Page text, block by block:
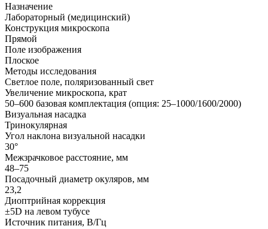
Назначение
Лабораторный (медицинский)
Конструкция микроскопа
Прямой
Поле изображения
Плоское
Методы исследования
Светлое поле, поляризованный свет
Увеличение микроскопа, крат
50–600 базовая комплектация (опция: 25–1000/1600/2000)
Визуальная насадка
Тринокулярная
Угол наклона визуальной насадки
30°
Межзрачковое расстояние, мм
48–75
Посадочный диаметр окуляров, мм
23,2
Диоптрийная коррекция
±5D на левом тубусе
Источник питания, В/Гц